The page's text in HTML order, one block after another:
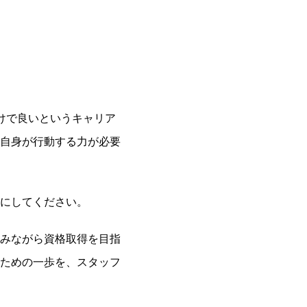
で良いというキャリア
身が行動する力が必要
してください。
ながら資格取得を目指
めの一歩を、スタッフ